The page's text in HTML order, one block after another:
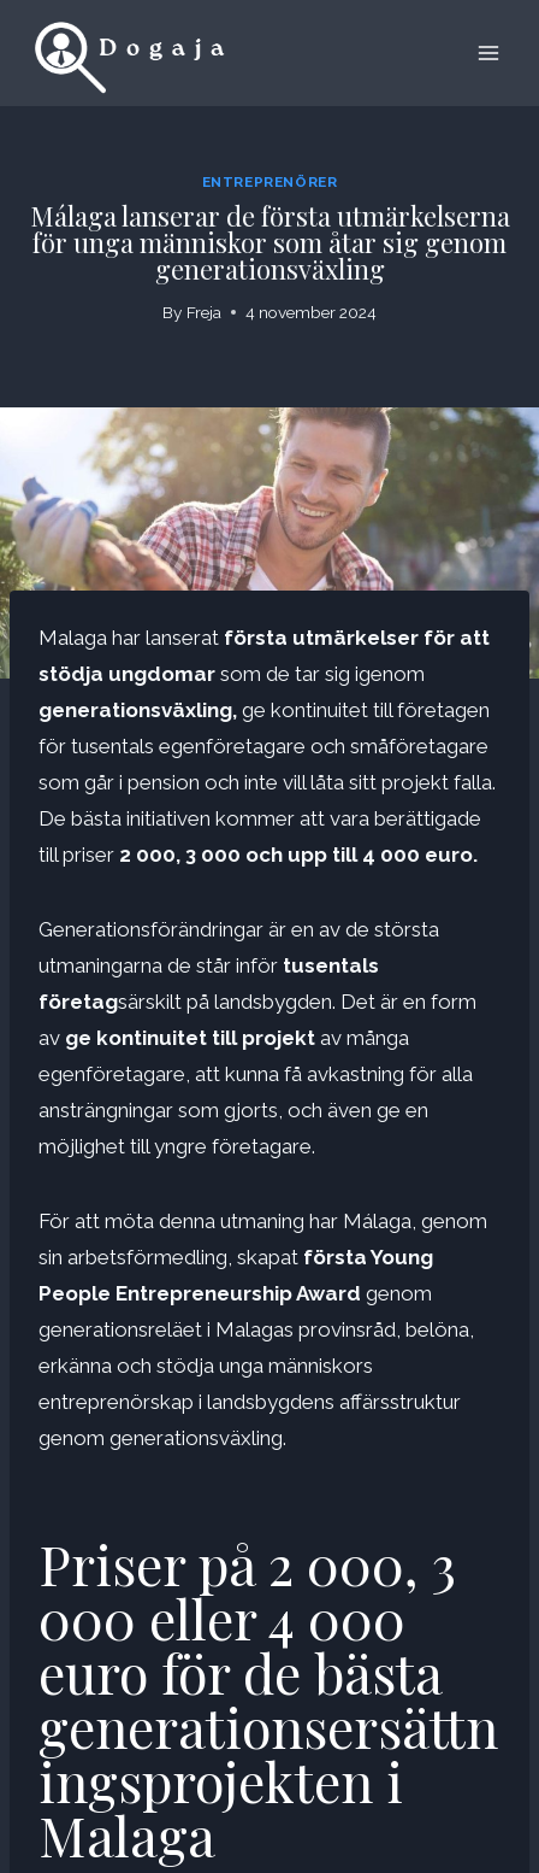
ENTREPRENÖRER
Málaga lanserar de första utmärkelserna
för unga människor som åtar sig genom
generationsväxling
By Freja 4 november 2024
Malaga har lanserat första utmärkelser för att
stödja ungdomar som de tar sig igenom
generationsväxling, ge kontinuitet till företagen
för tusentals egenföretagare och småföretagare
som går i pension och inte vill låta sitt projekt falla.
De bästa initiativen kommer att vara berättigade
till priser 2 000, 3 000 och upp till 4 000 euro.
Generationsförändringar är en av de största
utmaningarna de står inför tusentals
företagsärskilt på landsbygden. Det är en form
av ge kontinuitet till projekt av många
egenföretagare, att kunna få avkastning för alla
ansträngningar som gjorts, och även ge en
möjlighet till yngre företagare.
För att möta denna utmaning har Málaga, genom
sin arbetsförmedling, skapat första Young
People Entrepreneurship Award genom
generationsreläet i Malagas provinsråd, belöna,
erkänna och stödja unga människors
entreprenörskap i landsbygdens affärsstruktur
genom generationsväxling.
Priser på 2 000, 3
000 eller 4 000
euro för de bästa
generationsersättn
ingsprojekten i
Malaga